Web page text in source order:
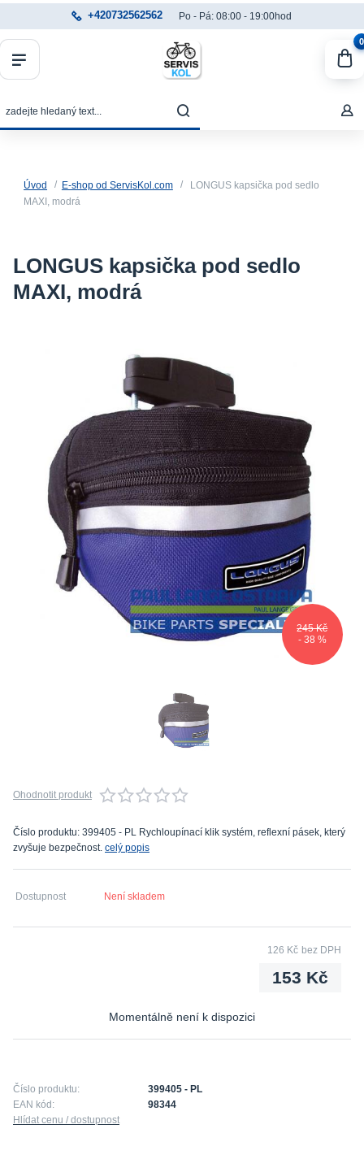
+420732562562 Po - Pá: 08:00 - 19:00hod
0
Úvod E-shop od ServisKol.com
LONGUS kapsička pod sedlo
MAXI, modrá
LONGUS kapsička pod sedlo
MAXI, modrá
245 Kč
- 38 %
Ohodnotit produkt
Číslo produktu: 399405 - PL Rychloupínací klik systém, reflexní pásek, který
zvyšuje bezpečnost. celý popis
Dostupnost Není skladem
153 Kč
126 Kč bez DPH
Momentálně není k dispozici
Číslo produktu:
399405 - PL
EAN kód:
98344
Hlídat cenu / dostupnost